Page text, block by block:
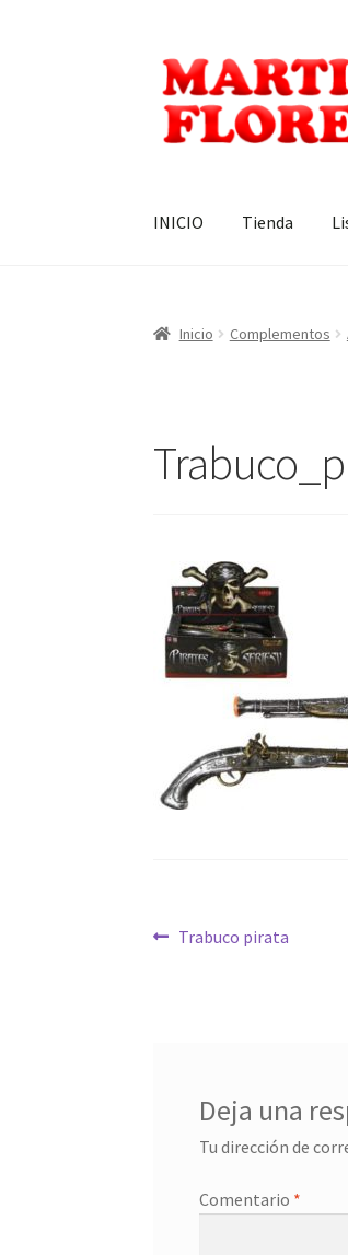
Ir
la
navegación
Ir
al
contenido
INICIO Tienda
Inicio Complementos
Navegación
Anterior:
Trabuco pirata
Deja una
Tu dirección de
Comentario *